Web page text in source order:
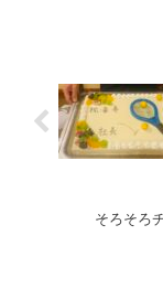
そろそろ